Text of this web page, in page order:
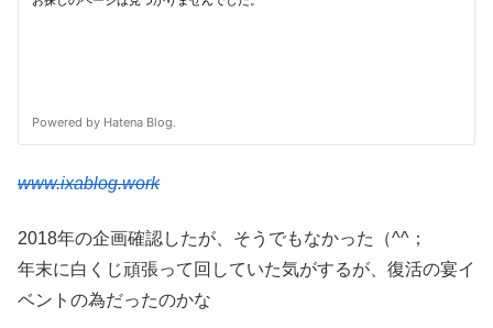
www.ixablog.work
2018年の企画確認したが、そうでもなかった（^^；
年末に白くじ頑張って回していた気がするが、復活の宴イ
ベントの為だったのかな